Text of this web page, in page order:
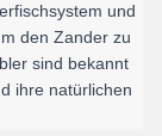
und
den Zander zu
sind bekannt
ihre natürlichen